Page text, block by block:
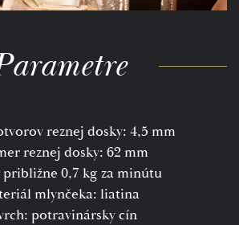
reznej dosky: 4,5 mm
reznej dosky: 62 mm
0,7 kg za minútu
mlynčeka: liatina
potravinársky cín